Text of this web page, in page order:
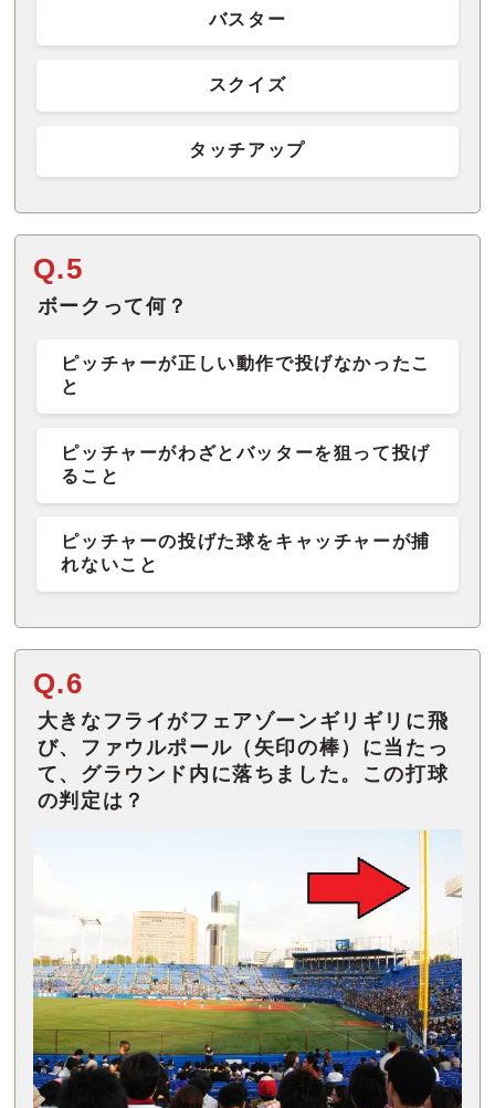
バスター
スクイズ
タッチアップ
Q.5
ボークって何？
ピッチャーが正しい動作で投げなかったこ
と
ピッチャーがわざとバッターを狙って投げ
ること
ピッチャーの投げた球をキャッチャーが捕
れないこと
Q.6
大きなフライがフェアゾーンギリギリに飛
び、ファウルポール（矢印の棒）に当たっ
て、グラウンド内に落ちました。この打球
の判定は？